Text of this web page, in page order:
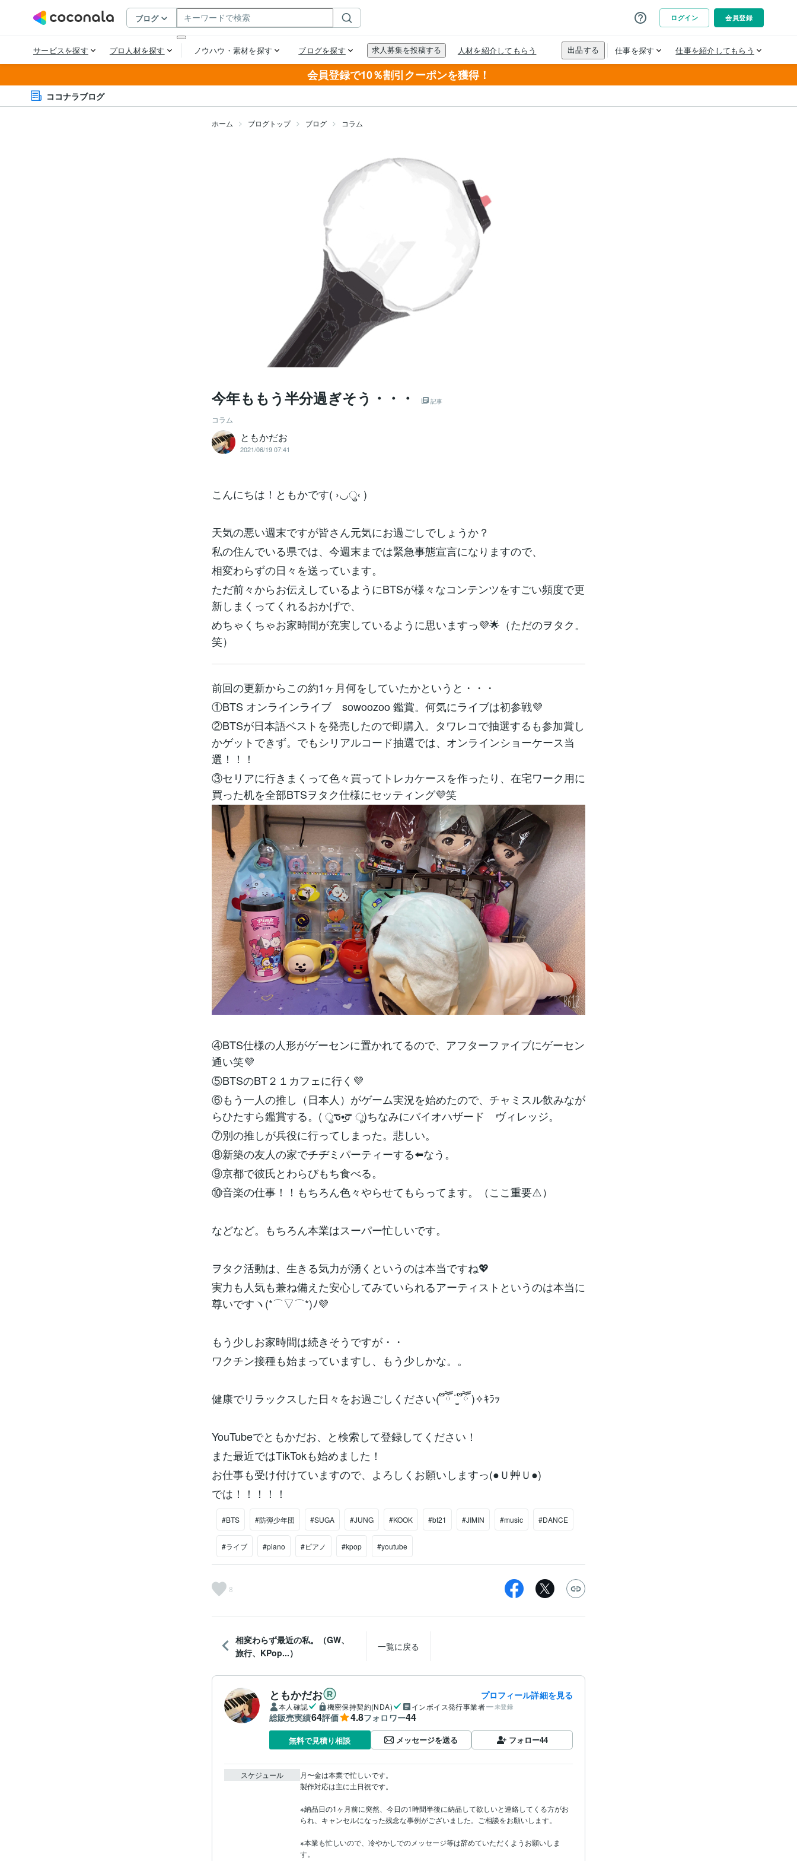
会員登録で10％割引クーポンを獲得！
ココナラブログ
ホーム ブログトップ ブログ コラム
今年ももう半分過ぎそう・・・ 記事
コラム
ともかだお
2021/06/19 07:41
こんにちは！ともかです( ›◡ु‹ )
天気の悪い週末ですが皆さん元気にお過ごしでしょうか？
私の住んでいる県では、今週末までは緊急事態宣言になりますので、
相変わらずの日々を送っています。
ただ前々からお伝えしているようにBTSが様々なコンテンツをすごい頻度で更
新しまくってくれるおかげで、
めちゃくちゃお家時間が充実しているように思いますっ💜🌟（ただのヲタク。
笑）
前回の更新からこの約1ヶ月何をしていたかというと・・・
①BTS オンラインライブ sowoozoo 鑑賞。何気にライブは初参戦💜
②BTSが日本語ベストを発売したので即購入。タワレコで抽選するも参加賞し
かゲットできず。でもシリアルコード抽選では、オンラインショーケース当
選！！！
③セリアに行きまくって色々買ってトレカケースを作ったり、在宅ワーク用に
買った机を全部BTSヲタク仕様にセッティング💜笑
④BTS仕様の人形がゲーセンに置かれてるので、アフターファイブにゲーセン
通い笑💜
⑤BTSのBT２１カフェに行く💜
⑥もう一人の推し（日本人）がゲーム実況を始めたので、チャミスル飲みなが
らひたすら鑑賞する。( ुᖛ•̫̮ᖜ ू)ちなみにバイオハザード ヴィレッジ。
⑦別の推しが兵役に行ってしまった。悲しい。
⑧新築の友人の家でチヂミパーティーする⬅️なう。
⑨京都で彼氏とわらびもち食べる。
⑩音楽の仕事！！もちろん色々やらせてもらってます。（ここ重要⚠️）
などなど。もちろん本業はスーパー忙しいです。
ヲタク活動は、生きる気力が湧くというのは本当ですね💖
実力も人気も兼ね備えた安心してみていられるアーティストというのは本当に
尊いですヽ(*⌒▽⌒*)ﾉ💜
もう少しお家時間は続きそうですが・・
ワクチン接種も始まっていますし、もう少しかな。。
健康でリラックスした日々をお過ごしください( ຶཽ ˙̫̮ ຶཽ )✧ｷﾗｯ
YouTubeでともかだお、と検索して登録してください！
また最近ではTikTokも始めました！
お仕事も受け付けていますので、よろしくお願いしますっ(●Ｕ艸Ｕ●)
では！！！！！
#BTS #防弾少年団 #SUGA #JUNG #KOOK #bt21 #JIMIN #music #DANCE
#ライブ #piano #ピアノ #kpop #youtube
8
相変わらず最近の私。（GW、
旅行、KPop...）
一覧に戻る
ともかだお プロフィール詳細を見る
本人確認 機密保持契約(NDA) インボイス発行事業者 未登録
総販売実績64評価 4.8フォロワー44
無料で見積り相談 メッセージを送る フォロー44
スケジュール
月〜金は本業で忙しいです。
製作対応は主に土日祝です。
※納品日の1ヶ月前に突然、今日の1時間半後に納品して欲しいと連絡してくる方がお
られ、キャンセルになった残念な事例がございました。ご相談をお願いします。
※本業も忙しいので、冷やかしでのメッセージ等は辞めていただくようお願いしま
す。